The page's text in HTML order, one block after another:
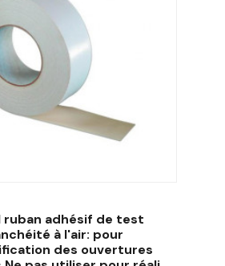
ruban adhésif de test
à l'air: pour
des ouvertures